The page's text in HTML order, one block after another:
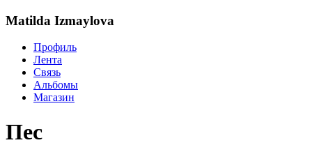
Matilda Izmaylova
Профиль
Лента
Связь
Альбомы
Магазин
Пес